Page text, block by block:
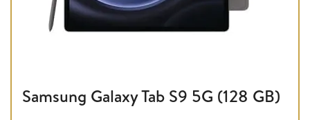
Samsung Galaxy Tab S9 5G (128 GB)